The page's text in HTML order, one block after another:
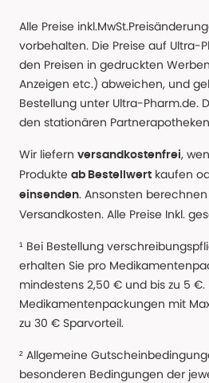
Alle Preise
vorbehalten. Die Preise auf Ultra-
den Preisen in gedruckten
Anzeigen etc.) abweichen, und
Bestellung unter Ultra-Pharm.de.
den stationären
Wir liefern versandkostenfrei,
Produkte ab Bestellwert kaufen
einsenden. Ansonsten
Versandkosten. Alle Preise Inkl.
¹ Bei Bestellung
erhalten Sie pro
mindestens 2,50 € und bis zu 5
Medikamentenpackungen mit
zu 30 € Sparvorteil.
² Allgemeine
besonderen Bedingungen der